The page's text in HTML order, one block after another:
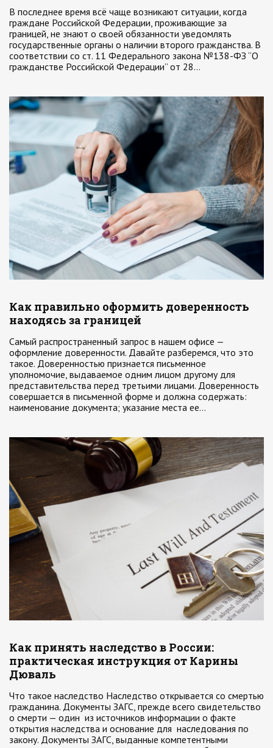
В последнее время всё чаще возникают ситуации, когда
граждане Российской Федерации, проживающие за
границей, не знают о своей обязанности уведомлять
государственные органы о наличии второго гражданства. В
соответствии со ст. 11 Федерального закона №138-ФЗ “О
гражданстве Российской Федерации” от 28…
Как правильно оформить доверенность
находясь за границей
Самый распространенный запрос в нашем офисе —
оформление доверенности. Давайте разберемся, что это
такое. Доверенностью признается письменное
уполномочие, выдаваемое одним лицом другому для
представительства перед третьими лицами. Доверенность
совершается в письменной форме и должна содержать:
наименование документа; указание места ее…
Как принять наследство в России:
практическая инструкция от Карины
Дюваль
Что такое наследство Наследство открывается со смертью
гражданина. Документы ЗАГС, прежде всего свидетельство
о смерти — один из источников информации о факте
открытия наследства и основание для наследования по
закону. Документы ЗАГС, выданные компетентными